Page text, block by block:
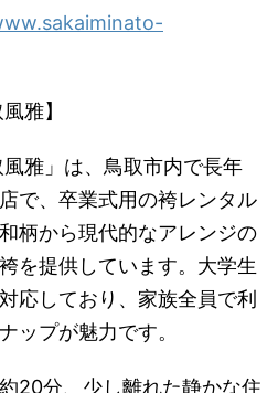
雅】
風雅」は、鳥取市内で長年
で、卒業式用の袴レンタル
柄から現代的なアレンジの
を提供しています。大学生
応しており、家族全員で利
ップが魅力です。
20分、少し離れた静かな住